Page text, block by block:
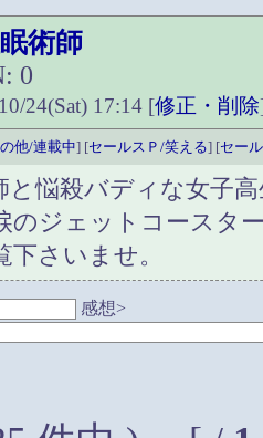
術師
0
24(Sat) 17:14 [修正・削除
他/連載中] [セールスＰ/笑える] [セー
と悩殺バディな女子
のジェットコースタ
さいませ。
感想>